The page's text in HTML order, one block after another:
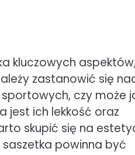
kluczowych
zastanowić się
czy może
jest ich lekkość oraz
skupić się na
saszetka powinna być